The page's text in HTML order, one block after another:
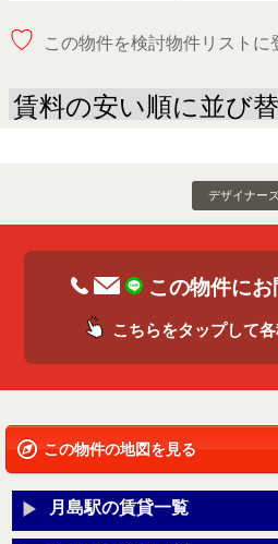
♡ この物件を検討物件リストに
デザイナー
この物件にお
こちらをタップして
この物件の地図を見る
月島駅の賃貸一覧